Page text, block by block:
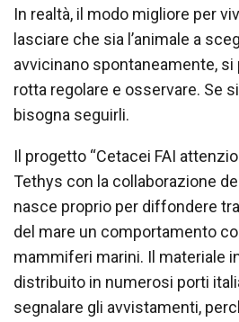
In realtà, il modo migliore per
lasciare che sia l’animale a
avvicinano spontaneamente, si
rotta regolare e osservare. Se
bisogna seguirli.
Il progetto “Cetacei FAI
Tethys con la collaborazione
nasce proprio per diffondere
del mare un comportamento
mammiferi marini. Il materiale
distribuito in numerosi porti
segnalare gli avvistamenti,